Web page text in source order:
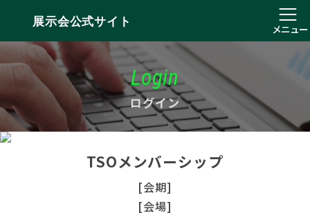
展示会公式サイト
メニュー
Login
ログイン
TSOメンバーシップ
[会期]
[会場]